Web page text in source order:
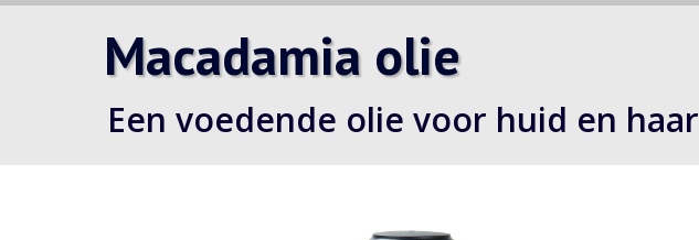
Macadamia olie
Een voedende olie voor huid en haar